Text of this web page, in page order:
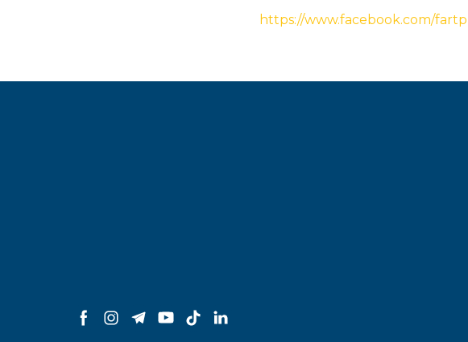
https://www.facebook.com/